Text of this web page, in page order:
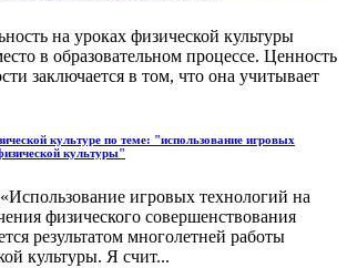
на уроках физической культуры
в образовательном процессе. Ценность
заключается в том, что она учитывает
культуре по теме: "использование игровых
культуры"
игровых технологий на
физического совершенствования
результатом многолетней работы
культуры. Я счит...